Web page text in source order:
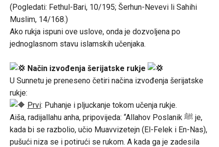
(Pogledati: Fethul-Bari, 10/195; Šerhun-Nevevi li Sahihi
Muslim, 14/168.)
Ako rukja ispuni ove uslove, onda je dozvoljena po
jednoglasnom stavu islamskih učenjaka.
Način izvođenja šerijatske rukje
U Sunnetu je preneseno četiri načina izvođenja šerijatske
rukje:
Prvi: Puhanje i pljuckanje tokom učenja rukje.
Aiša, radijallahu anha, pripovijeda: “Allahov Poslanik ﷺ je,
kada bi se razbolio, učio Muavvizetejn (El-Felek i En-Nas),
pušući niza se i potirući se rukom. A kada ga je zadesila